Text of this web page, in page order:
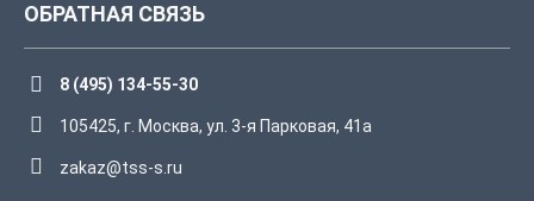
ОБРАТНАЯ СВЯЗЬ
8 (495) 134-55-30
105425, г. Москва, ул. 3-я Парковая, 41а
zakaz@tss-s.ru